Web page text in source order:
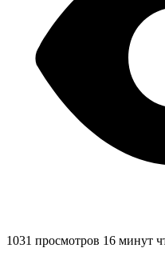
1031 просмотров 16 минут